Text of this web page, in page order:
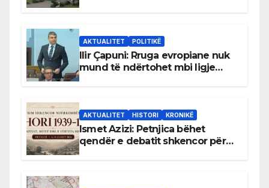
AKTUALITET POLITIKË
Ilir Çapuni: Rruga evropiane nuk
mund të ndërtohet mbi ligje
AKTUALITET HISTORI KRONIKË
Ismet Azizi: Petnjica bëhet
qendër e debatit shkencor për